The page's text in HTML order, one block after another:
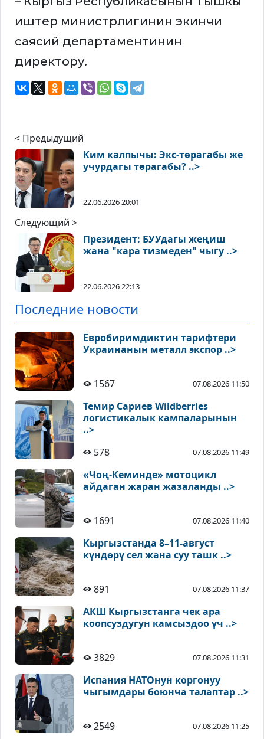
иштер министрлигинин экинчи
саясий департаментинин
директору.
< Предыдущий
Ким калпычы: Экс-төрагабы же
учурдагы төрагабы? ..>
22.06.2026 20:01
Следующий >
Президент: БУУдагы жеңиш
жана "кара тизмеден" чыгу ..>
22.06.2026 22:13
Последние новости
Евробиримдиктин тарифтери
Украинанын металл экспор ..>
1567 07.08.2026 11:50
Темир Сариев Wildberries
логистикалык кампаларынын
..>
578
07.08.2026 11:49
«Чоң-Кеминде» мотоцикл
айдаган жаран жазаланды ..>
1691 07.08.2026 11:40
Кыргызстанда 8–11-август
күндөрү сел жана суу ташк ..>
891 07.08.2026 11:37
АКШ Кыргызстанга чек ара
коопсуздугун камсыздоо үч ..>
3829 07.08.2026 11:31
Испания НАТОнун коргонуу
чыгымдары боюнча талаптар ..>
2549 07.08.2026 11:25